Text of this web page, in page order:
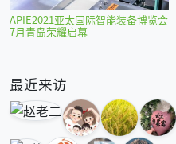
APIE2021亚太国际智能装备博览会
7月青岛荣耀启幕
最近来访